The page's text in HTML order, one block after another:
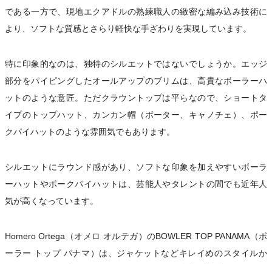
である一方で、現地エクアドルの熟練職人の緻密な編み込み技術に
より、ソフトな質感とさらり軽快な手ざわりを実現しています。
特に印象的なのは、独特のシルエットではないでしょうか。エッジ
部分をパイピングしたオールアップのブリムは、高貴なボーラーハ
ットのような意匠。ただクラウントップは平らなので、ショートタ
イプのトップハット、カンカン帽（ボーター、キャノチェ）、ポー
クパイハットのような雰囲気でもあります。
シルエットにラウンド感があり、ソフトな印象を加えやすいボーラ
ーハットやポークパイハットは、芸能人やタレントの間でも近年人
気が高くなっています。
Homero Ortega（オメロ オルテガ）のBOWLER TOP PANAMA（ボ
ーラー トップ パナマ）は、ジャケットなどキレイめのスタイルか